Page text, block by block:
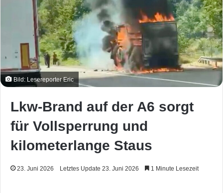
Bild: Lesereporter Eric
Lkw-Brand auf der A6 sorgt
für Vollsperrung und
kilometerlange Staus
23. Juni 2026 Letztes Update 23. Juni 2026 1 Minute Lesezeit